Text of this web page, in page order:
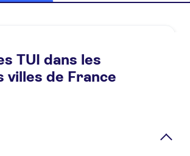
à 18:00
Novembre 64100 Bayonne
TUI dans les
villes de France